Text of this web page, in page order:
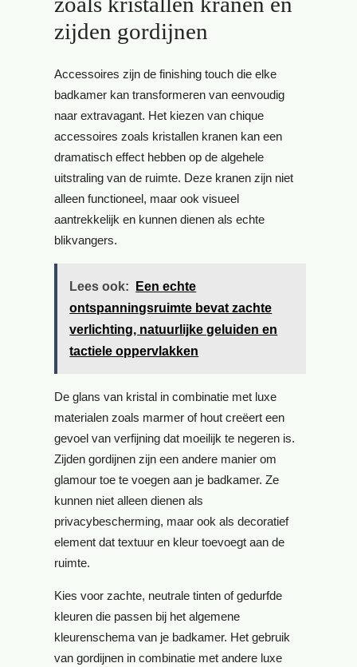
zijden gordijnen
Accessoires zijn de finishing touch die elke
badkamer kan transformeren van eenvoudig
naar extravagant. Het kiezen van chique
accessoires zoals kristallen kranen kan een
dramatisch effect hebben op de algehele
uitstraling van de ruimte. Deze kranen zijn niet
alleen functioneel, maar ook visueel
aantrekkelijk en kunnen dienen als echte
blikvangers.
Lees ook:
Een echte
ontspanningsruimte bevat zachte
verlichting, natuurlijke geluiden en
tactiele oppervlakken
De glans van kristal in combinatie met luxe
materialen zoals marmer of hout creëert een
gevoel van verfijning dat moeilijk te negeren is.
Zijden gordijnen zijn een andere manier om
glamour toe te voegen aan je badkamer. Ze
kunnen niet alleen dienen als
privacybescherming, maar ook als decoratief
element dat textuur en kleur toevoegt aan de
ruimte.
Kies voor zachte, neutrale tinten of gedurfde
kleuren die passen bij het algemene
kleurenschema van je badkamer. Het gebruik
van gordijnen in combinatie met andere luxe